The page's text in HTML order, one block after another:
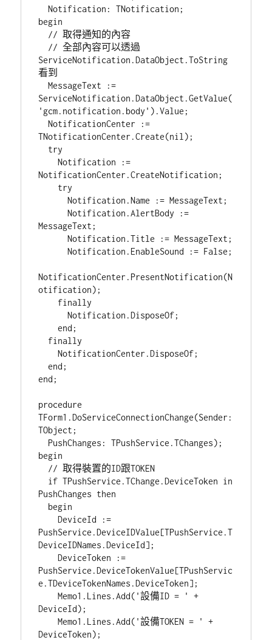
  Notification: TNotification;
begin
ServiceNotification.DataObject.ToString
看到
  MessageText :=
ServiceNotification.DataObject.GetValue(
'gcm.notification.body').Value;
  NotificationCenter :=
TNotificationCenter.Create(nil);
    Notification :=
NotificationCenter.CreateNotification;
      Notification.Name := MessageText;
      Notification.AlertBody :=
MessageText;
      Notification.Title := MessageText;
      Notification.EnableSound := False;
NotificationCenter.PresentNotification(N
otification);
      Notification.DisposeOf;
    end;
    NotificationCenter.DisposeOf;
  end;
end;
procedure
TForm1.DoServiceConnectionChange(Sender:
TObject;
begin
PushChanges then
    DeviceId :=
PushService.DeviceIDValue[TPushService.T
DeviceIDNames.DeviceId];
    DeviceToken :=
PushService.DeviceTokenValue[TPushServic
e.TDeviceTokenNames.DeviceToken];
    Memo1.Lines.Add('設備ID = ' +
DeviceId);
    Memo1.Lines.Add('設備TOKEN = ' +
DeviceToken);